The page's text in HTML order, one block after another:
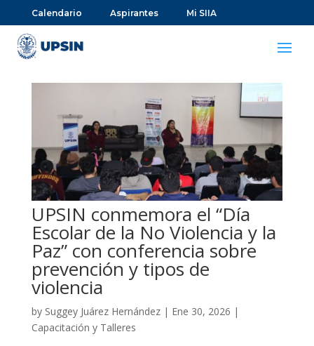
Calendario Aspirantes Mi SIIA
UPSIN conmemora el “Día
Escolar de la No Violencia y la
Paz” con conferencia sobre
prevención y tipos de
violencia
by Suggey Juárez Hernández| Ene 30, 2026 |
Capacitación y Talleres